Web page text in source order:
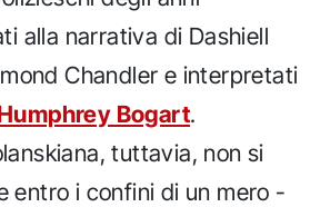
alla narrativa di Dashiell
Chandler e interpretati
Bogart.
tuttavia, non si
entro i confini di un mero -